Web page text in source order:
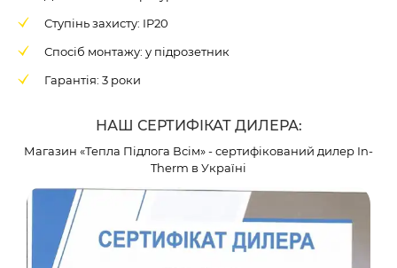
Ступінь захисту: IP20
Спосіб монтажу: у підрозетник
Гарантія: 3 роки
НАШ СЕРТИФІКАТ ДИЛЕРА:
Магазин «Тепла Підлога Всім» - сертифікований дилер In-
Therm в Україні